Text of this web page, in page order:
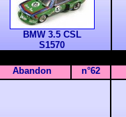
BMW 3.5 CSL
S1570
Abandon n°62